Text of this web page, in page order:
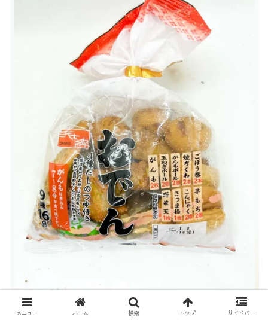
食＞浜木綿/おでん市場 4種だしのつゆ付き 9種16
メニュー ホーム 検索 トップ サイドバー